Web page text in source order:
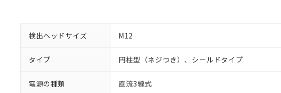
検出ヘッドサイズ M12
タイプ 円柱型（ネジつき）、シールドタイプ
電源の種類 直流3線式